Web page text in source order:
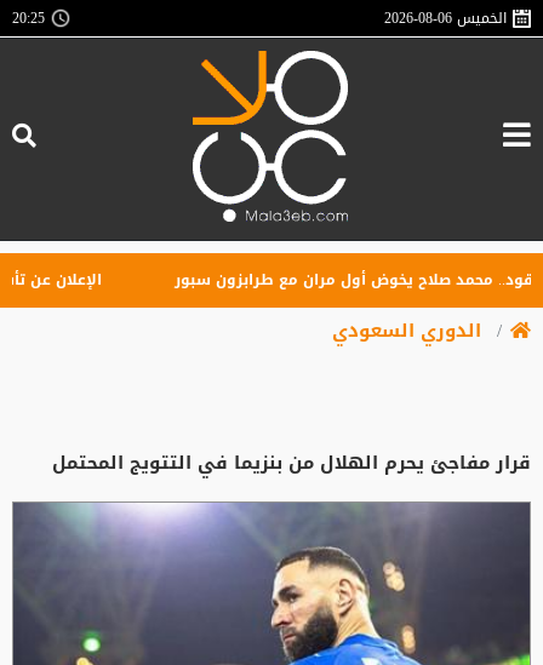
الخميس2026-08-06
20:25
محمد صلاح يخوض أول مران مع طرابزون سبور الإعلان عن تأسيس
الدوري السعودي
قرار مفاجئ يحرم الهلال من بنزيما في التتويج المحتمل